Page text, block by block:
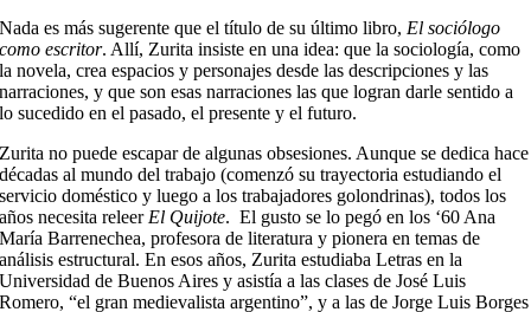
Nada es más sugerente que el título de su último libro,El sociólogo
como escritor. Allí, Zurita insiste en una idea: que la sociología, como
la novela, crea espacios y personajes desde las descripciones y las
narraciones, y que son esas narraciones las que logran darle sentido a
lo sucedido en el pasado, el presente y el futuro.
Zurita no puede escapar de algunas obsesiones. Aunque se dedica hace
décadas al mundo del trabajo (comenzó su trayectoria estudiando el
servicio doméstico y luego a los trabajadores golondrinas), todos los
años necesita releerEl Quijote. El gusto se lo pegó en los ‘60 Ana
María Barrenechea, profesora de literatura y pionera en temas de
análisis estructural. En esos años, Zurita estudiaba Letras en la
Universidad de Buenos Aires y asistía a las clases de José Luis
Romero, “el gran medievalista argentino”, y a las de Jorge Luis Borges